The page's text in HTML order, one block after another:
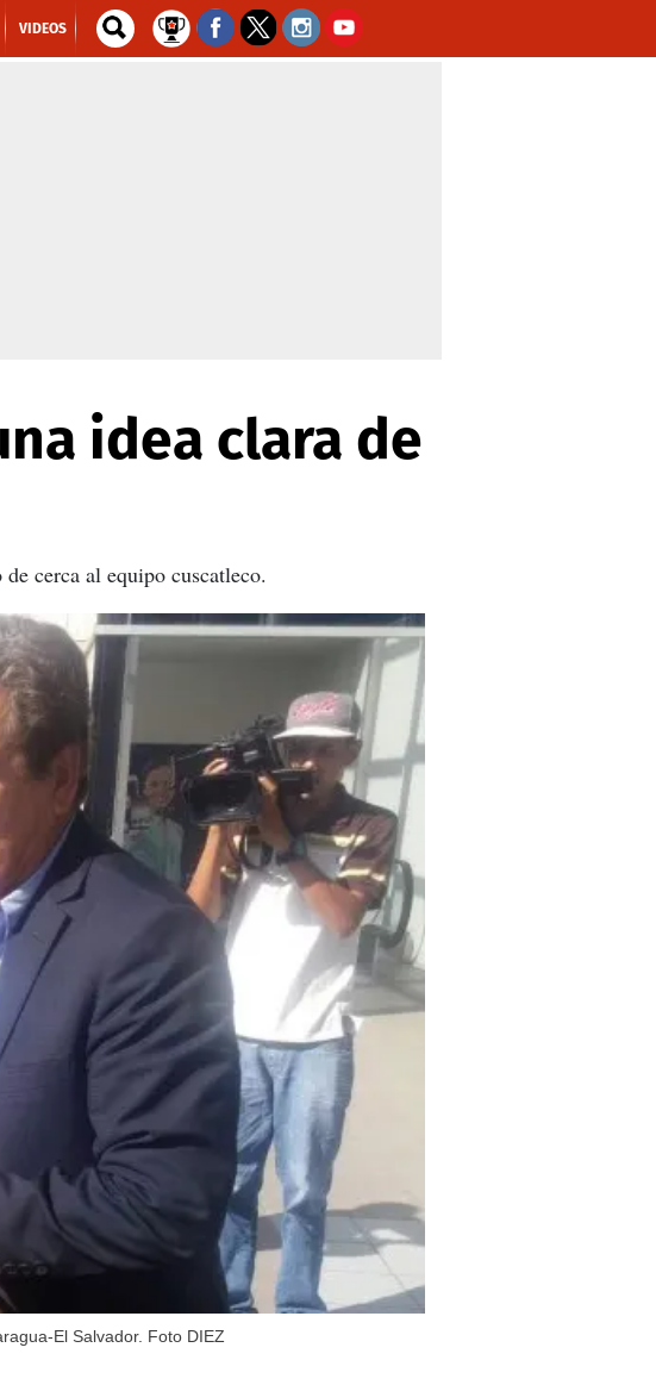
VIDEOS
idea clara de
cerca al equipo cuscatleco.
El Salvador. Foto DIEZ